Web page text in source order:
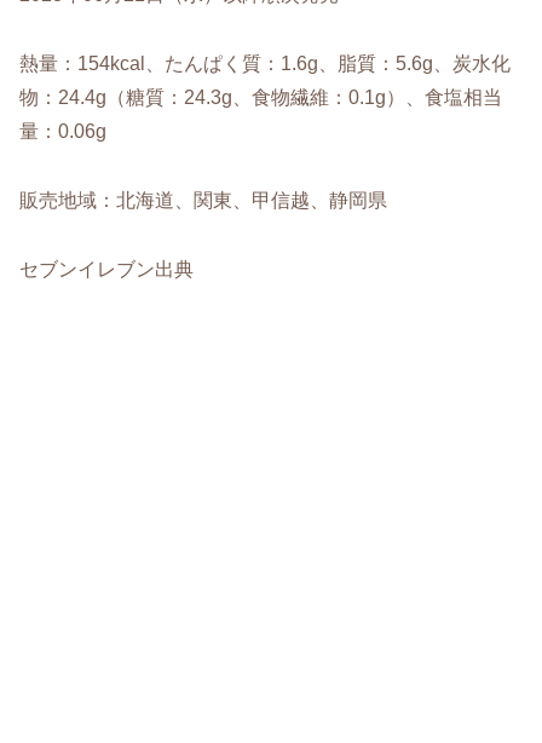
熱量：154kcal、たんぱく質：1.6g、脂質：5.6g、炭水化
物：24.4g（糖質：24.3g、食物繊維：0.1g）、食塩相当
量：0.06g
販売地域：北海道、関東、甲信越、静岡県
セブンイレブン出典